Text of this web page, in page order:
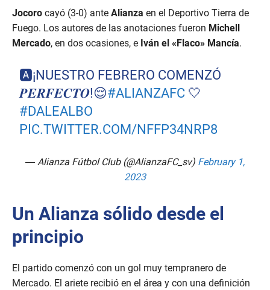
Jocoro cayó (3-0) ante Alianza en el Deportivo Tierra de
Fuego. Los autores de las anotaciones fueron Michell
Mercado, en dos ocasiones, e Iván el «Flaco» Mancía.
🅰️¡NUESTRO FEBRERO COMENZÓ
𝑷𝑬𝑹𝑭𝑬𝑪𝑻𝑶!😌#ALIANZAFC 🤍
#DALEALBO
PIC.TWITTER.COM/NFFP34NRP8
— Alianza Fútbol Club (@AlianzaFC_sv) February 1,
2023
Un Alianza sólido desde el
principio
El partido comenzó con un gol muy tempranero de
Mercado. El ariete recibió en el área y con una definición